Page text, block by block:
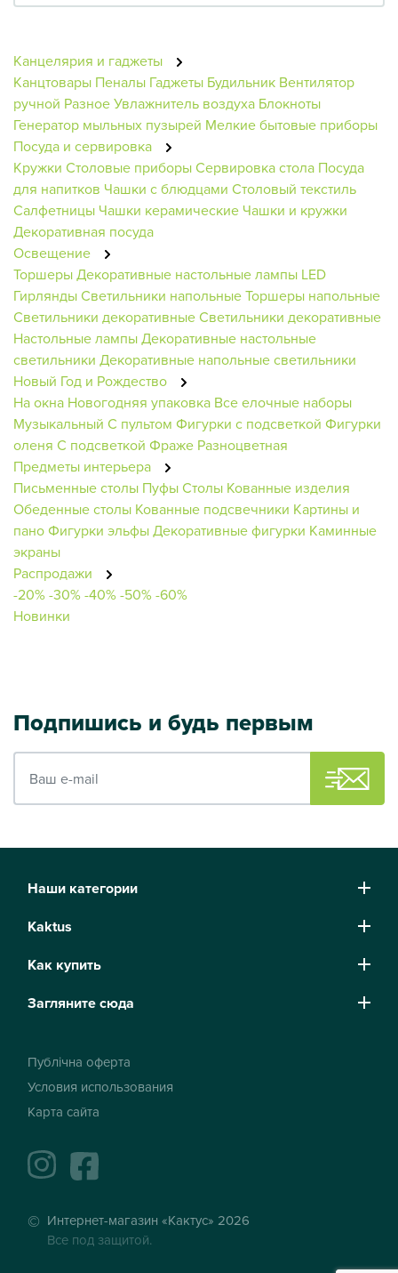
Канцелярия и гаджеты
Канцтовары Пеналы Гаджеты Будильник Вентилятор
ручной РазноеУвлажнитель воздуха Блокноты
Генератор мыльных пузырей Мелкие бытовые приборы
Посуда и сервировка
Кружки Столовые приборыСервировка стола Посуда
для напитков Чашки с блюдцами Столовый текстиль
Салфетницы Чашки керамические Чашки и кружки
Декоративная посуда
Освещение
ТоршерыДекоративные настольные лампы LED
ГирляндыСветильники напольныеТоршеры напольные
Светильники декоративныеСветильники декоративные
Настольные лампыДекоративные настольные
светильники Декоративные напольные светильники
Новый Год и Рождество
На окна Новогодняя упаковка Все елочные наборы
Музыкальный С пультом Фигурки с подсветкой Фигурки
оленя С подсветкой Фраже Разноцветная
Предметы интерьера
Письменные столы ПуфыСтолы Кованные изделия
Обеденные столы Кованные подсвечники Картины и
паноФигурки эльфыДекоративные фигурки Каминные
экраны
Распродажи
-20%-30%-40%-50%-60%
Новинки
Подпишись и будь первым
Наши категории
Kaktus
Как купить
Загляните сюда
Публічна оферта
Условия использования
Карта сайта
instagramfacebook
Интернет-магазин «Кактус» 2026
Все под защитой.